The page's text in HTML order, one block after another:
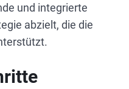
und integrierte
abzielt, die die